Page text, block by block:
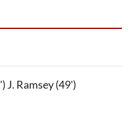
J. Ramsey (49')